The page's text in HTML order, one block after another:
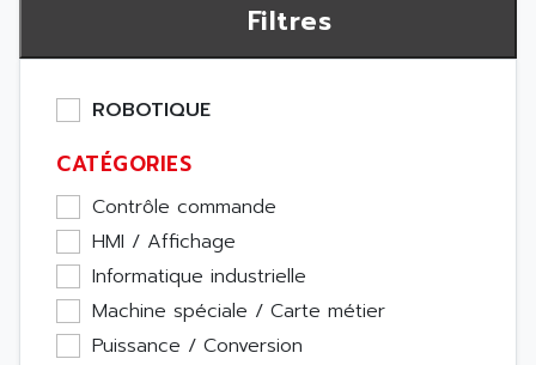
Filtres
ROBOTIQUE
CATÉGORIES
Contrôle commande
HMI / Affichage
Informatique industrielle
Machine spéciale / Carte métier
Puissance / Conversion